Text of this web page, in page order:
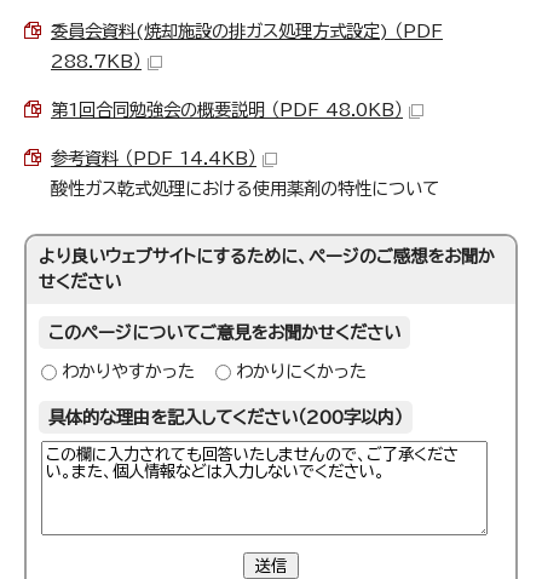
委員会資料(焼却施設の排ガス処理方式設定) （PDF
288.7KB）
第1回合同勉強会の概要説明 （PDF 48.0KB）
参考資料 （PDF 14.4KB）
酸性ガス乾式処理における使用薬剤の特性について
より良いウェブサイトにするために、ページのご感想をお聞か
せください
このページについてご意見をお聞かせください
わかりやすかった わかりにくかった
具体的な理由を記入してください（200字以内）
送信